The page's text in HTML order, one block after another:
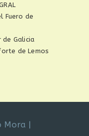
Fuero de
de Galicia
de Lemos
Mora |